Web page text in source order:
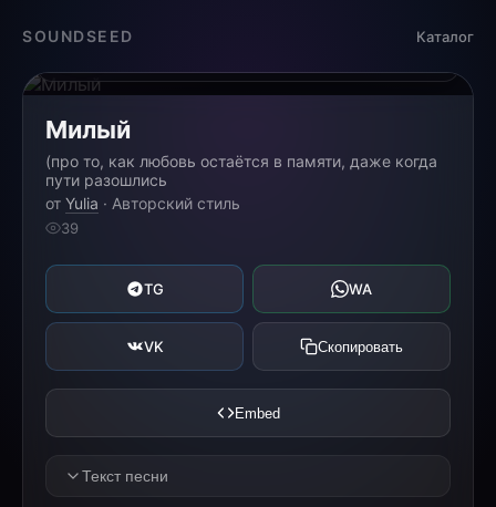
SOUNDSEED Каталог
Милый
(про то, как любовь остаётся в памяти, даже когда
пути разошлись
от Yulia · Авторский стиль
39
TG WA
VK Скопировать
Embed
Текст песни